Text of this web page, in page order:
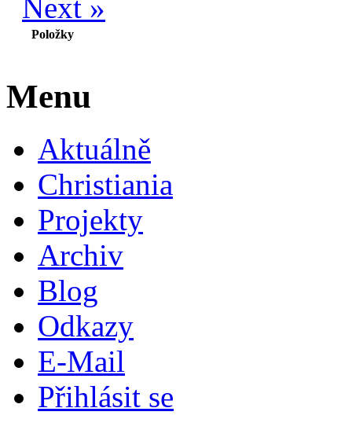
Next »
Položky
Menu
Aktuálně
Christiania
Projekty
Archiv
Blog
Odkazy
E-Mail
Přihlásit se